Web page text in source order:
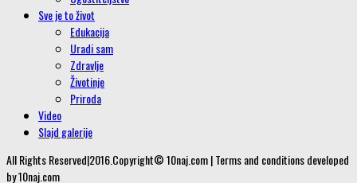
Sve je to život
Edukacija
Uradi sam
Zdravlje
Životinje
Priroda
Video
Slajd galerije
All Rights Reserved|2016.Copyright© 10naj.com | Terms and conditions developed
by 10naj.com